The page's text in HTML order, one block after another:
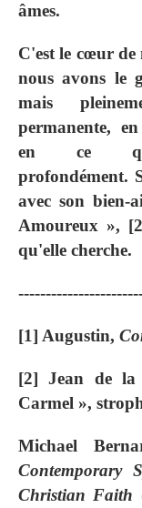
âmes.
C'est le cœur
nous avons le
mais
permanente,
en ce
profondément.
avec son bien-
Amoureux »,
qu'elle cherche.
[1] Augustin,
[2] Jean de la
Carmel »,
Michael
Contemporary
Christian Faith